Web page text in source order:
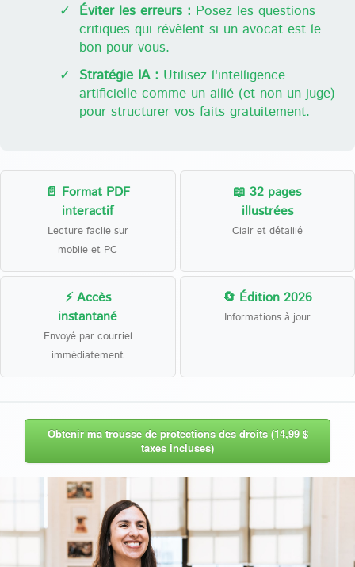
✓ Éviter les erreurs : Posez les questions
critiques qui révèlent si un avocat est le
bon pour vous.
✓ Stratégie IA : Utilisez l'intelligence
artificielle comme un allié (et non un juge)
pour structurer vos faits gratuitement.
📄 Format PDF
interactif
Lecture facile sur
mobile et PC
📖 32 pages
illustrées
Clair et détaillé
⚡ Accès
instantané
Envoyé par courriel
immédiatement
🔄 Édition 2026
Informations à jour
Obtenir ma trousse de protections des droits (14,99 $
taxes incluses)